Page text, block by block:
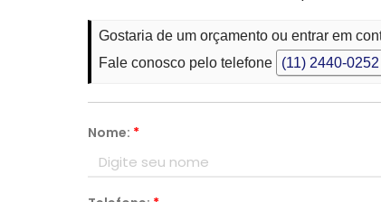
Gostaria de um orçamento ou entrar em
Fale conosco pelo telefone
(11) 2440-0252
Nome: *